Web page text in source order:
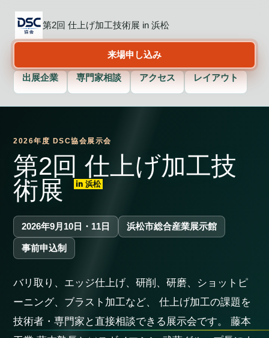
第2回 仕上げ加工技術展 in 浜松
来場申し込み
出展企業 専門家相談 アクセス レイアウト
2026年度 DSC協会展示会
第2回 仕上げ加工技
術展
in 浜松
2026年9月10日・11日 浜松市総合産業展示館
事前申込制
バリ取り、エッジ仕上げ、研削、研磨、ショットピ
ーニング、ブラスト加工など、 仕上げ加工の課題を
技術者・専門家と直接相談できる展示会です。 藤本